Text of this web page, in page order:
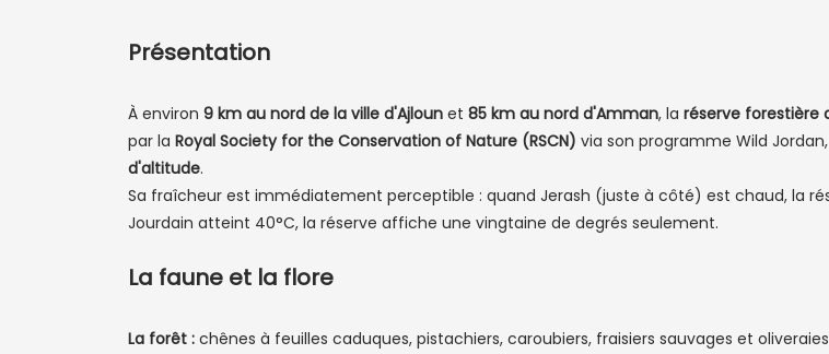
Présentation
À environ 9 km au nord de la ville d'Ajloun et 85 km au nord d'Amman, la réserve forestière
par la Royal Society for the Conservation of Nature (RSCN) via son programme Wild
d'altitude.
Sa fraîcheur est immédiatement perceptible : quand Jerash (juste à côté) est chaud, la
Jourdain atteint 40°C, la réserve affiche une vingtaine de degrés seulement.
La faune et la flore
La forêt : chênes à feuilles caduques, pistachiers, caroubiers, fraisiers sauvages et